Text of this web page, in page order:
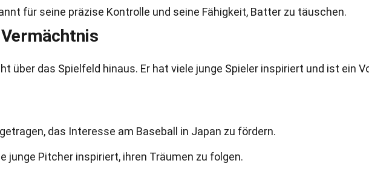
für seine präzise Kontrolle und seine Fähigkeit, Batter zu täuschen.
über das Spielfeld hinaus. Er hat viele junge Spieler inspiriert und ist ein
das Interesse am Baseball in Japan zu fördern.
junge Pitcher inspiriert, ihren Träumen zu folgen.